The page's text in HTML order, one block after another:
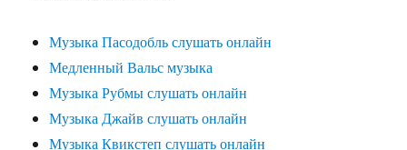
Музыка Пасодобль слушать онлайн
Медленный Вальс музыка
Музыка Рубмы слушать онлайн
Музыка Джайв слушать онлайн
Музыка Квикстеп слушать онлайн